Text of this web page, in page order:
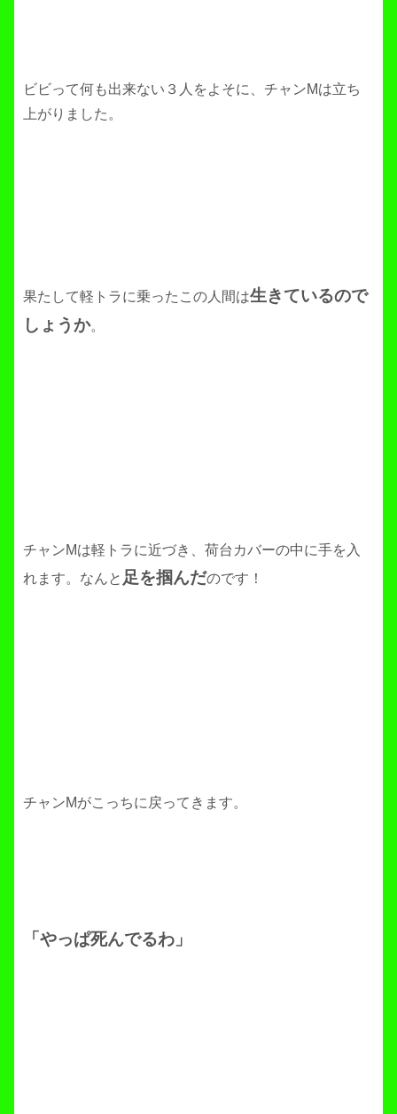
ビビって何も出来ない３人をよそに、チャンMは立ち
上がりました。
果たして軽トラに乗ったこの人間は生きているので
しょうか。
チャンMは軽トラに近づき、荷台カバーの中に手を入
れます。なんと 足を掴んだのです！
チャンMがこっちに戻ってきます。
「やっぱ死んでるわ」